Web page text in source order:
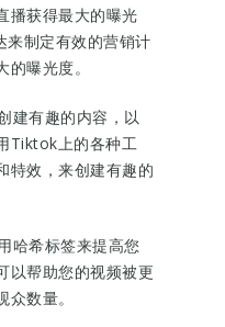
播获得最大的曝光
来制定有效的营销计
曝光度。
建有趣的内容，以
Tiktok上的各种工
特效，来创建有趣的
哈希标签来提高您
以帮助您的视频被更
数量。